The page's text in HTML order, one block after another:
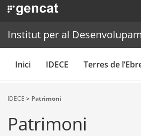
Institut per al
Inici IDECE Terres de
IDECE > Patrimoni
Patrimoni